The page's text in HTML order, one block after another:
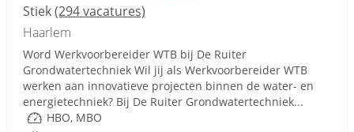
Stiek(294 vacatures)
Haarlem
Word Werkvoorbereider WTB bij De Ruiter
Grondwatertechniek Wil jij als Werkvoorbereider WTB
werken aan innovatieve projecten binnen de water- en
energietechniek? Bij De Ruiter Grondwatertechniek...
HBO, MBO